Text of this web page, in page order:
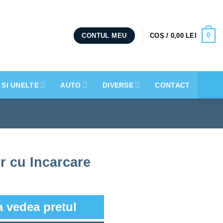
CONTUL MEU COȘ / 0,00LEI 0
UNELTE AUTO DIVERSE CONTACT
cu Incarcare
vedea pretul